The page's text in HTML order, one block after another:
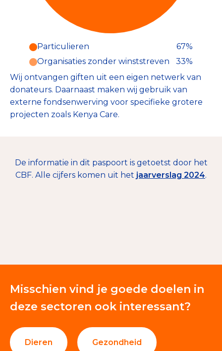
Particulieren (67%)
Deze inkomsten zijn als volgt
onderverdeeld:
Particulieren
67%
Organisaties zonder winststreven
33%
Wij ontvangen giften uit een eigen netwerk van
donateurs. Daarnaast maken wij gebruik van
externe fondsenwerving voor specifieke grotere
projecten zoals Kenya Care.
De informatie in dit paspoort is getoetst door het
CBF. Alle cijfers komen uit het jaarverslag 2024.
Misschien vind je goede doelen in
deze sectoren ook interessant?
Dieren Gezondheid